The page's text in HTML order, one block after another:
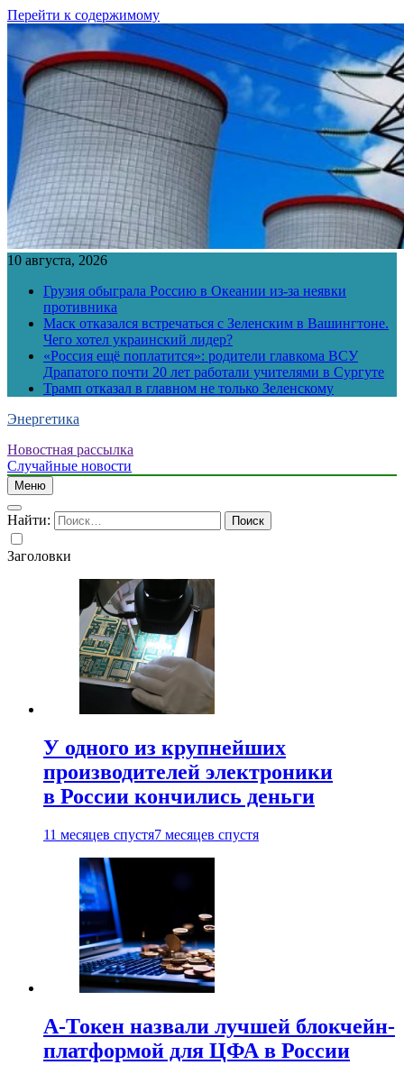
Перейти к содержимому
10 августа, 2026
Грузия обыграла Россию в Океании из-за неявки
противника
Маск отказался встречаться с Зеленским в Вашингтоне.
Чего хотел украинский лидер?
«Россия ещё поплатится»: родители главкома ВСУ
Драпатого почти 20 лет работали учителями в Сургуте
Трамп отказал в главном не только Зеленскому
Энергетика
Новостная рассылка
Случайные новости
Меню
Найти:
Заголовки
У одного из крупнейших
производителей электроники
в России кончились деньги
11 месяцев спустя7 месяцев спустя
А-Токен назвали лучшей блокчейн-
платформой для ЦФА в России